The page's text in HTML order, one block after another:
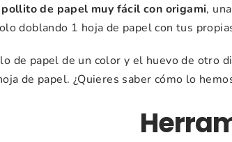
pollito de papel muy fácil con origami,
doblando 1 hoja de papel con tus
de papel de un color y el huevo de otro
de papel. ¿Quieres saber cómo lo